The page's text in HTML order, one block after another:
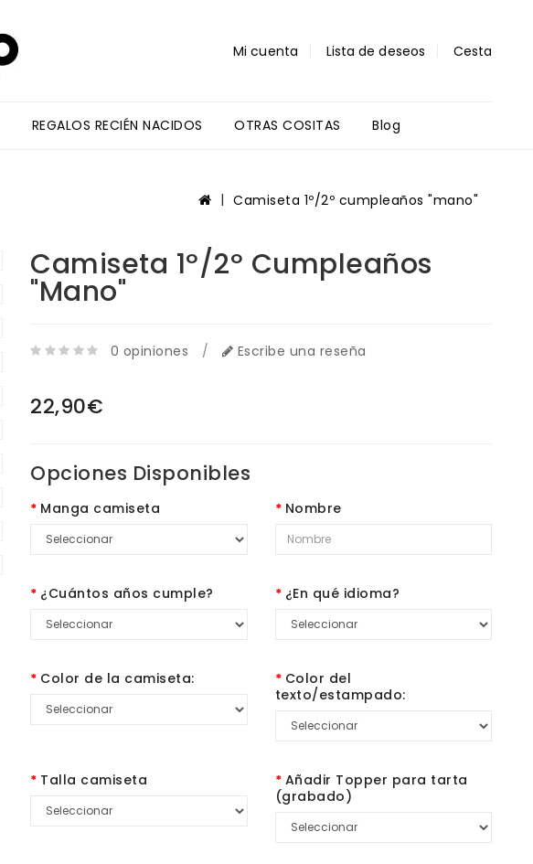
Mi cuenta Lista de deseos Cesta
REGALOS RECIÉN NACIDOS OTRAS COSITAS Blog
Camiseta 1º/2º cumpleaños "mano"
Camiseta 1º/2º Cumpleaños
"mano"
0 opiniones / Escribe una reseña
22,90€
Opciones Disponibles
Manga camiseta Nombre
¿Cuántos años cumple? ¿En qué idioma?
Color de la camiseta:
Color del
texto/estampado:
Talla camiseta
Añadir Topper para tarta
(grabado)